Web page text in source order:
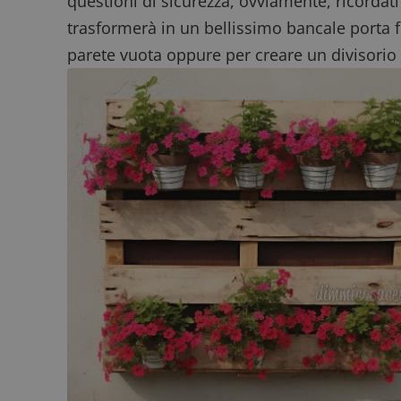
trasformerà in un bellissimo bancale
parete vuota oppure per creare un
Nome
_pk_id.1.938b
_pk_ses.1.938b
Nome
test_cookie